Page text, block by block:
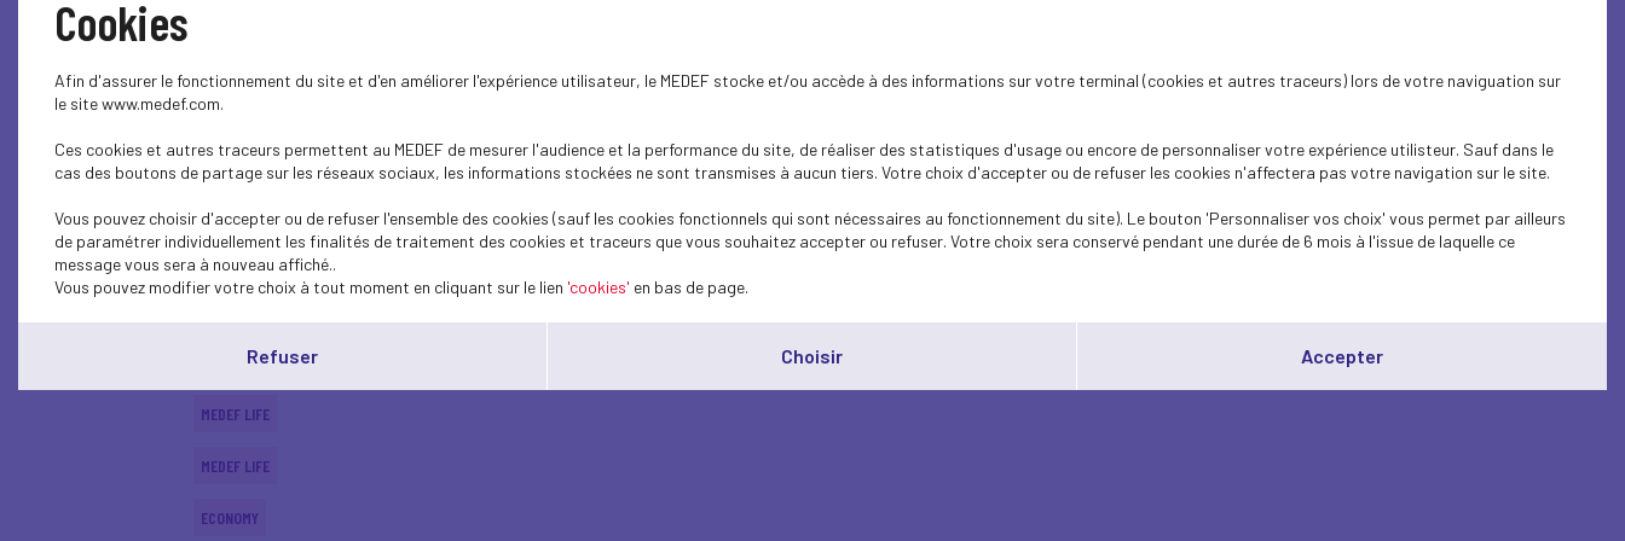
SOCIAL
PARITY-DIVERSITY
ECONOMY
MEDEF LIFE
MEDEF LIFE
MEDEF LIFE
ECONOMY
Cookies
Afin d'assurer le fonctionnement du site et d'en améliorer l'expérience utilisateur, le MEDEF stocke et/ou accède à des informations sur votre terminal (cookies et autres traceurs) lors de votre naviguation sur
le site www.medef.com.
Ces cookies et autres traceurs permettent au MEDEF de mesurer l'audience et la performance du site, de réaliser des statistiques d'usage ou encore de personnaliser votre expérience utilisteur. Sauf dans le
cas des boutons de partage sur les réseaux sociaux, les informations stockées ne sont transmises à aucun tiers. Votre choix d'accepter ou de refuser les cookies n'affectera pas votre navigation sur le site.
Vous pouvez choisir d'accepter ou de refuser l'ensemble des cookies (sauf les cookies fonctionnels qui sont nécessaires au fonctionnement du site). Le bouton 'Personnaliser vos choix' vous permet par ailleurs
de paramétrer individuellement les finalités de traitement des cookies et traceurs que vous souhaitez accepter ou refuser. Votre choix sera conservé pendant une durée de 6 mois à l'issue de laquelle ce
message vous sera à nouveau affiché..
Vous pouvez modifier votre choix à tout moment en cliquant sur le lien 'cookies' en bas de page.
Refuser Choisir Accepter